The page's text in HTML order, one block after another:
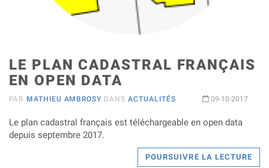
LE PLAN CADASTRAL FRANÇAIS
EN OPEN DATA
PAR MATHIEU AMBROSY DANSACTUALITÉS 09-10-2017
Le plan cadastral français est téléchargeable en open data
depuis septembre 2017.
POURSUIVRE LA LECTURE